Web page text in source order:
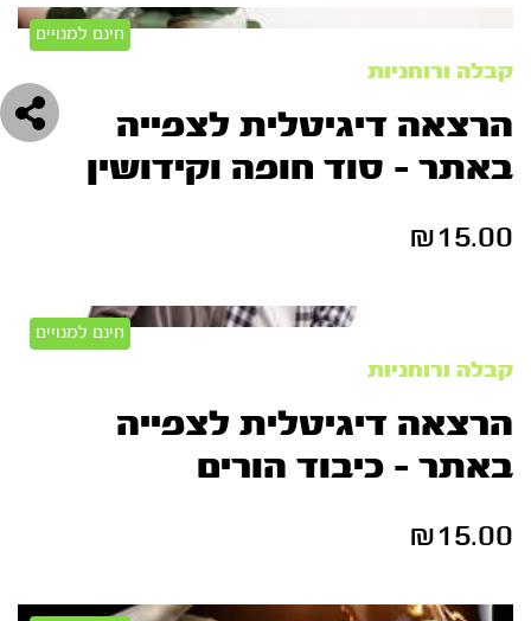
חינם למנויים
קבלה ורוחניות
הרצאה דיגיטלית לצפייה
באתר – סוד חופה וקידושין
₪15.00
חינם למנויים
קבלה ורוחניות
הרצאה דיגיטלית לצפייה
באתר – כיבוד הורים
₪15.00